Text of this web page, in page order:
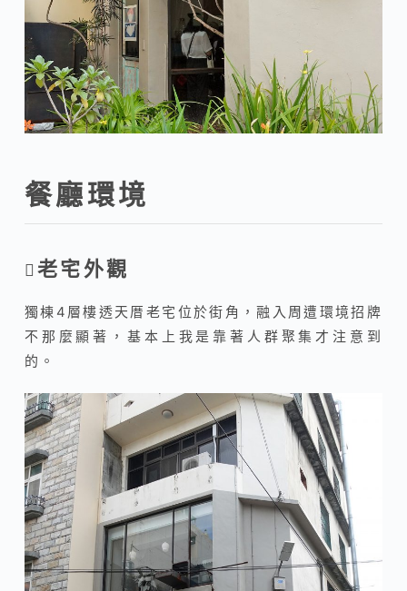
餐廳環境
老宅外觀
獨棟4層樓透天厝老宅位於街角，融入周遭環境招牌
不那麼顯著，基本上我是靠著人群聚集才注意到
的。